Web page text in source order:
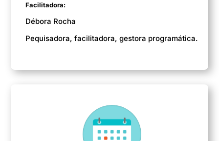
Facilitadora:
Débora Rocha
Pequisadora, facilitadora, gestora programática.